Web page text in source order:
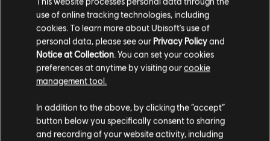
6,99 €
Wyświetlono4z4
Szukasz najnowszych gier na PC? Już nie musisz — oto sklep Ubisoft Store
się najlepszymi wrażeniami gamingowymi, grając w nowe gry, korzystając z
przepustek sezonowych i innej zawartości dodatkowej z Ubisoft Store. Dzięki
Zjednoczone.
use of online tracking technologies, including
cookies. To learn more about Ubisoft's use of
personal data, please see our Privacy Policyand
Notice at Collection. You can set your cookies
preferences at anytime by visiting ourcookie
management tool.
In addition to the above, by clicking the “accept”
button below you specifically consent to sharing
and recording of your website activity, including